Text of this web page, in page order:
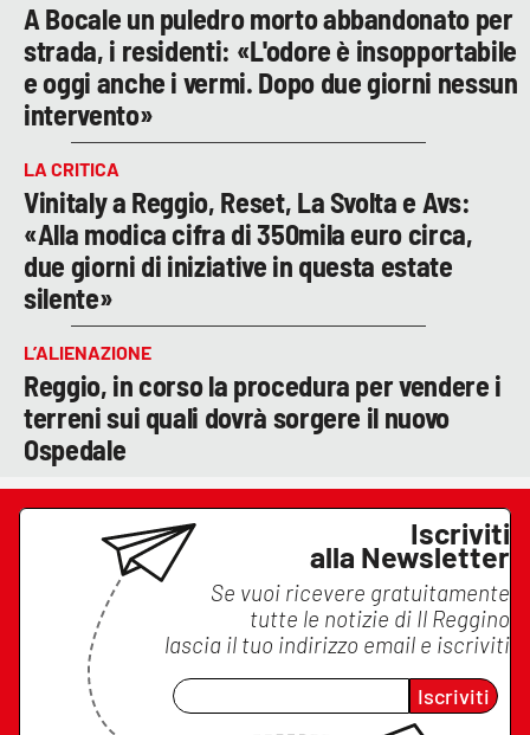
A Bocale un puledro morto abbandonato per
strada, i residenti: «L'odore è insopportabile
e oggi anche i vermi. Dopo due giorni nessun
intervento»
LA CRITICA
Vinitaly a Reggio, Reset, La Svolta e Avs:
«Alla modica cifra di 350mila euro circa,
due giorni di iniziative in questa estate
silente»
L’ALIENAZIONE
Reggio, in corso la procedura per vendere i
terreni sui quali dovrà sorgere il nuovo
Ospedale
Iscriviti
alla Newsletter
Se vuoi ricevere gratuitamente
tutte le notizie di Il Reggino
lascia il tuo indirizzo email e iscriviti
Iscriviti